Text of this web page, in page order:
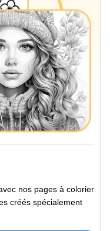
nos pages à colorier
créés spécialement